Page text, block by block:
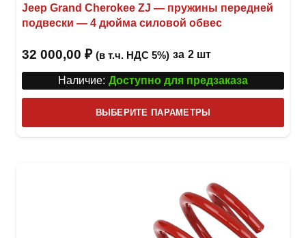
Jeep Grand Cherokee ZJ — пружины передней
подвески — 4 дюйма силовой обвес
32 000,00 ₽ (в т.ч. НДС 5%) за 2 шт
Наличие: Доступно для предзаказа
ВЫБЕРИТЕ ПАРАМЕТРЫ
товар